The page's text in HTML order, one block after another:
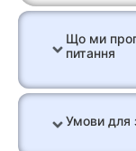
Що ми
питання
Умови для